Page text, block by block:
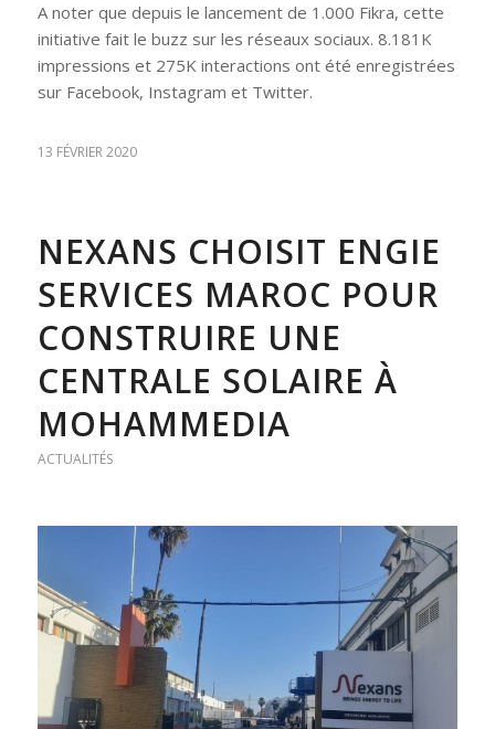
A noter que depuis le lancement de 1.000 Fikra, cette
initiative fait le buzz sur les réseaux sociaux. 8.181K
impressions et 275K interactions ont été enregistrées
sur Facebook, Instagram et Twitter.
13 FÉVRIER 2020
NEXANS CHOISIT ENGIE
SERVICES MAROC POUR
CONSTRUIRE UNE
CENTRALE SOLAIRE À
MOHAMMEDIA
ACTUALITÉS